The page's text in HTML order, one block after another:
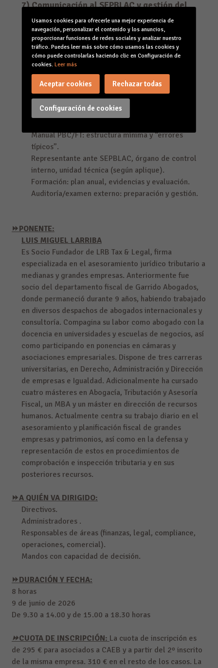
7) Comunicación al SEPBLAC y gestión del
secreto
Cuándo comunicar: lógica y umbrales prácticos.
Contenido mínimo y calidad de la comunicación.
Prohibición de revelación (tipping-off) y cómo
Qué hacer ante requerimientos de información.
8) Gobierno del sistema: políticas,
procedimientos y roles
Manual PBC/FT: estructura mínima y “errores
típicos”.
Representante ante SEPBLAC, órgano de control
interno, unidad técnica (según aplique).
Formación: plan anual, evidencias y evaluación.
Auditoría/examen externo: preparación y gestión.
⏩PONENTE:
LUIS MIGUEL LARRIBA
Es Socio Fundador de LRB Tax & Legal, firma
especializada en el asesoramiento jurídico tributario a
medianas y grandes empresas. Anteriormente fue
socio del departamento fiscal de Garrido Abogados,
donde permaneció durante 9 años, habiendo trabajado
en diversos despachos de abogados internacionales y
consultoría. Compagina su labor como abogado con la
docencia en universidades y escuelas de negocios, así
como participando en ponencias en cámaras y
asociaciones empresariales. Dispone de tres carreras
universitarias, en Derecho, Administración y Dirección
de empresas e Igualdad. Adicionalmente ha cursado
cuatro másteres en Abogacía, Tributación y Asesoría
Fiscal, un MBA y un máster en dirección de recursos
humanos. Actualmente centra su trabajo diario en el
asesoramiento y planificación fiscal de grandes
empresas y patrimonios, así como en la defensa y
representación de estos en procedimientos de
comprobación e inspección tributaria y en sus
posteriores recursos.
⏩A QUIÉN VA DIRIGIDO:
Directivos.
Administradores .
Responsables de áreas (finanzas, legal, compliance,
operaciones, comercial).
Mandos con capacidad de decisión.
⏩DURACIÓN Y FECHA:
8 horas
9 de junio de 2026
De 9.30 a 14.00 y de 15.00 a 18.30 horas
⏩CUOTA DE INSCRIPCIÓN: La cuota de inscripción es
de 295 € para asociados a CAEB y a partir del 2º inscrito
de la misma empresa. 310 € en el resto de los casos. La
Usamos cookies para ofrecerle una mejor experiencia de
navegación, personalizar el contenido y los anuncios,
proporcionar funciones de redes sociales y analizar nuestro
tráfico. Puedes leer más sobre cómo usamos las cookies y
cómo puede controlarlas haciendo clic en Configuración de
cookies. Leer más
Configuración de cookies
Aceptar cookies Rechazar todas